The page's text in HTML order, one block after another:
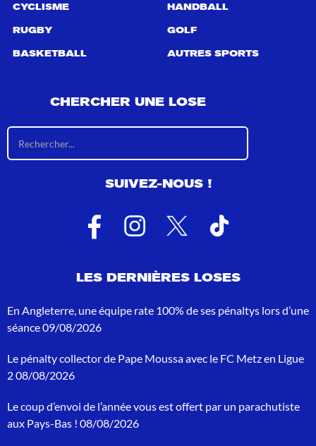
CYCLISME
RUGBY
BASKETBALL
HANDBALL
GOLF
AUTRES SPORTS
CHERCHER UNE LOSE
s
l
a
t
s
r
c
c
o
u
SUIVEZ-NOUS !
LES DERNIÈRES LOSES
En Angleterre, une équipe rate 100% de ses pénaltys lors d’une
séance09/08/2026
Le pénalty collector de Pape Moussa avec le FC Metz en Ligue
208/08/2026
Le coup d’envoi de l’année vous est offert par un parachutiste
aux Pays-Bas ! 08/08/2026